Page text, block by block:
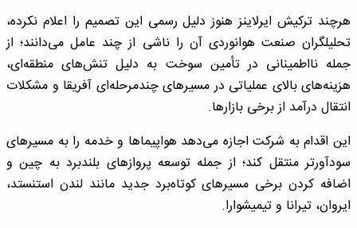
هرچند ترکیش ایرلاینز هنوز دلیل رسمی این تصمیم را اعلام نکرده،
تحلیلگران صنعت هوانوردی آن را ناشی از چند عامل می‌دانند؛ از
جمله نااطمینانی در تأمین سوخت به دلیل تنش‌های منطقه‌ای،
هزینه‌های بالای عملیاتی در مسیرهای چندمرحله‌ای آفریقا و مشکلات
انتقال درآمد از برخی بازارها.
این اقدام به شرکت اجازه می‌دهد هواپیماها و خدمه را به مسیرهای
سودآورتر منتقل کند؛ از جمله توسعه پروازهای بلندبرد به چین و
اضافه کردن برخی مسیرهای کوتاه‌برد جدید مانند لندن استنستد،
ایروان، تیرانا و تیمیشوارا.